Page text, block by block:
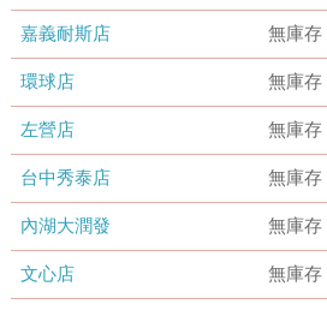
嘉義耐斯店 無庫存
環球店 無庫存
左營店 無庫存
台中秀泰店 無庫存
內湖大潤發 無庫存
文心店 無庫存